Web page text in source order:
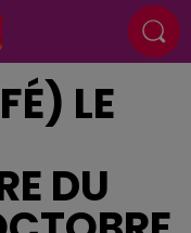
LE
DU